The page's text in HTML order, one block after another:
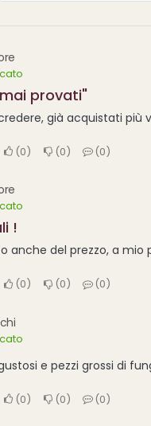
mai provati"
già acquistati più
0 0 0
!
anche del prezzo, a mio
0 0 0
e pezzi grossi di
0 0 0